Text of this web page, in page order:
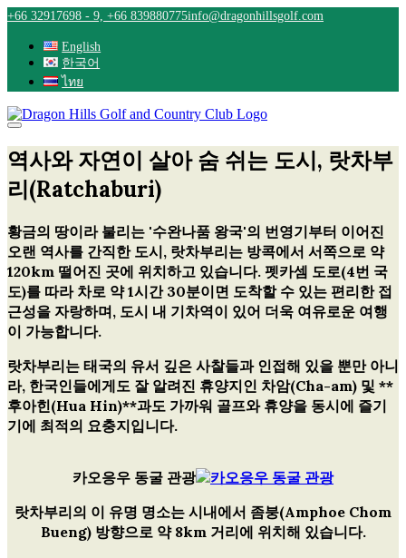
Skip
content
+66 32917698 - 9, +66 839880775info@dragonhillsgolf.com
English
한국어
ไทย
역사와 자연이 살아 숨 쉬는 도시, 랏차부
리(Ratchaburi)
황금의 땅이라 불리는 '수완나품 왕국'의 번영기부터 이어진
오랜 역사를 간직한 도시, 랏차부리는 방콕에서 서쪽으로 약
120km 떨어진 곳에 위치하고 있습니다. 펫카셈 도로(4번 국
도)를 따라 차로 약 1시간 30분이면 도착할 수 있는 편리한 접
근성을 자랑하며, 도시 내 기차역이 있어 더욱 여유로운 여행
이 가능합니다.
랏차부리는 태국의 유서 깊은 사찰들과 인접해 있을 뿐만 아니
라, 한국인들에게도 잘 알려진 휴양지인 차암(Cha-am) 및 **
후아힌(Hua Hin)**과도 가까워 골프와 휴양을 동시에 즐기
기에 최적의 요충지입니다.
카오응우 동굴 관광
랏차부리의 이 유명 명소는 시내에서 좀붕(Amphoe Chom
Bueng) 방향으로 약 8km 거리에 위치해 있습니다.